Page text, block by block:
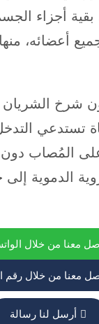
أجزاء
أعضائه،
شرخ الشريان
تستدعي
المُصاب دون
الدموية إلى
معنا من خلال
معنا من خلال رقم
أرسل لنا رسالة